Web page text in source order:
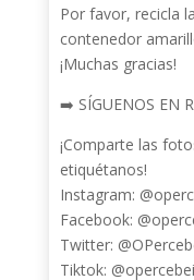
Por favor, recicla
contenedor
¡Muchas gracias!
➡️ SÍGUENOS EN
¡Comparte las
etiquétanos!
Instagram:
Facebook:
Twitter:
Tiktok: